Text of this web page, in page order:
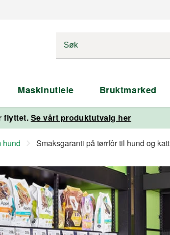
Maskinutleie Bruktmarked
flyttet. Se vårt produktutvalg her
hund Smaksgaranti på tørrfôr til hund og katt